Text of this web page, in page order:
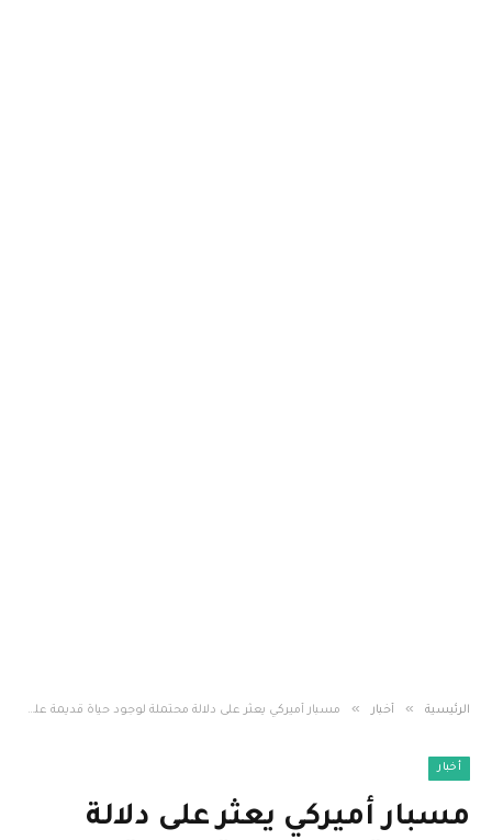
الرئيسية » أخبار » مسبار أميركي يعثر على دلالة محتملة لوجود حياة قديمة على كوكب المريخ
أخبار
مسبار أميركي يعثر على دلالة